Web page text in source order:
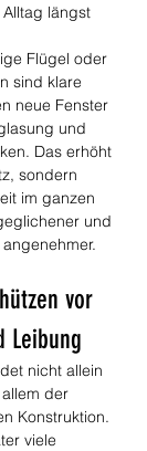
längst
Flügel oder
sind klare
neue Fenster
und
Das erhöht
sondern
im ganzen
und
vor
Leibung
nicht allein
der
Konstruktion.
viele